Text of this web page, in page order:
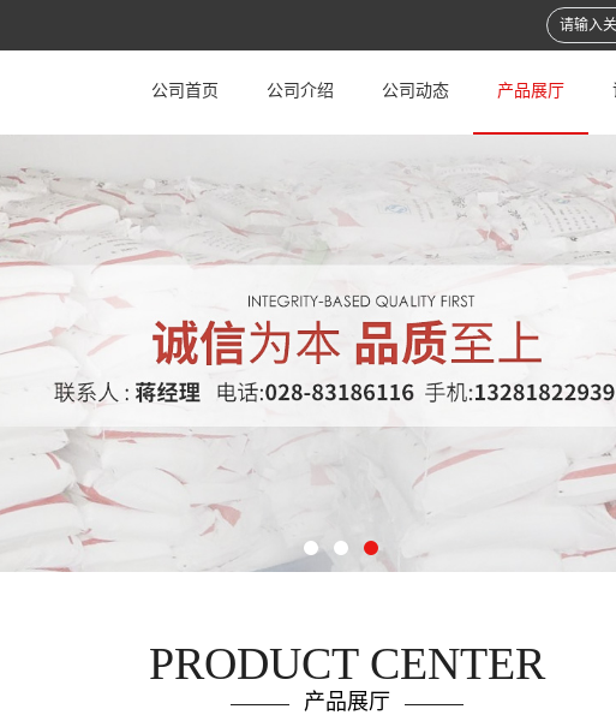
公司首页 公司介绍 公司动态 产品展厅
PRODUCT CENTER
产品展厅